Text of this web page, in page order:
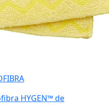
HYGEN™ de